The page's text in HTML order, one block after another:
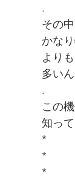
.
その
かな
より
多い
.
この
知っ
*
*
*